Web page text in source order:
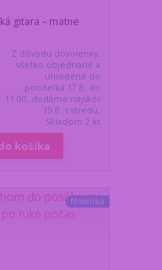
gitara – matne
Z dôvodu dovolenky,
všetko objednané a
uhradené do
pondelka 17.8. do
11:00, dodáme najskôr
19.8. v stredu.
Skladom 2 ks
košíka
Novinka